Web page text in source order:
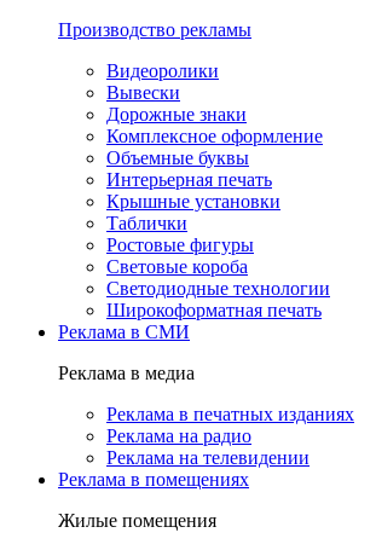
Производство рекламы
Видеоролики
Вывески
Дорожные знаки
Комплексное оформление
Объемные буквы
Интерьерная печать
Крышные установки
Таблички
Ростовые фигуры
Световые короба
Светодиодные технологии
Широкоформатная печать
Реклама в СМИ
Реклама в медиа
Реклама в печатных изданиях
Реклама на радио
Реклама на телевидении
Реклама в помещениях
Жилые помещения